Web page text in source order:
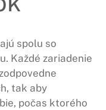
spolu so
Každé zariadenie
tak aby
počas ktorého